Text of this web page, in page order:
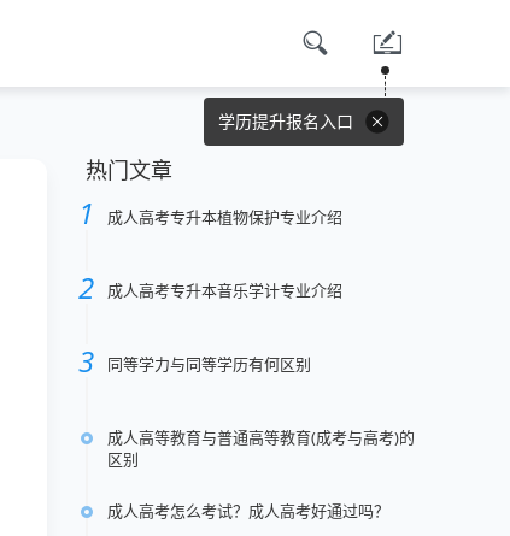
学历提升报名入口
热门文章
成人高考专升本植物保护专业介绍
成人高考专升本音乐学计专业介绍
同等学力与同等学历有何区别
成人高等教育与普通高等教育(成考与高考)的
区别
成人高考怎么考试？成人高考好通过吗？